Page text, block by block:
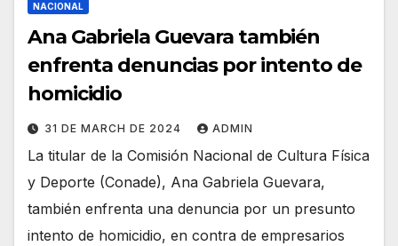
NACIONAL
Ana Gabriela Guevara también
enfrenta denuncias por intento de
homicidio
31 DE MARCH DE 2024 ADMIN
La titular de la Comisión Nacional de Cultura Física
y Deporte (Conade), Ana Gabriela Guevara,
también enfrenta una denuncia por un presunto
intento de homicidio, en contra de empresarios